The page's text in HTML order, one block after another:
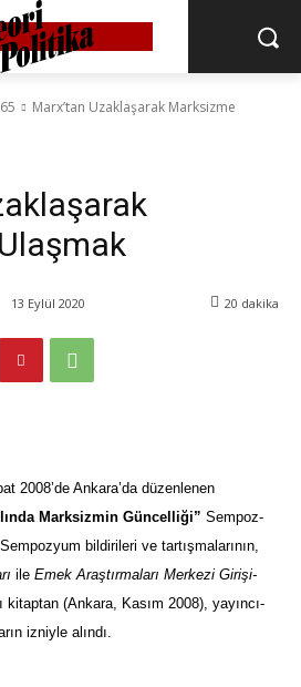
Marx’tan Uzaklaşarak Marksizme
13 Eylül 2020 20 dakika
2008’de Ankara’da düzenlenen
Marksizmin Güncelliği” Sempoz-
bildirileri ve tartışmalarının,
ile Emek Araştırmaları Merkezi Girişi-
kitaptan (Ankara, Kasım 2008), yayıncı-
izniyle alındı.